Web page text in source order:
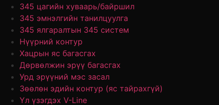
345 цагийн хуваарь/байршил
345 эмнэлгийн танилцуулга
345 ялгаралтын 345 систем
Нүүрний контур
Хацрын яс багасгах
Дөрвөлжин эрүү багасгах
Урд эрүүний мэс засал
Зөөлөн эдийн контур (яс тайрахгүй)
Үл үзэгдэх V-Line